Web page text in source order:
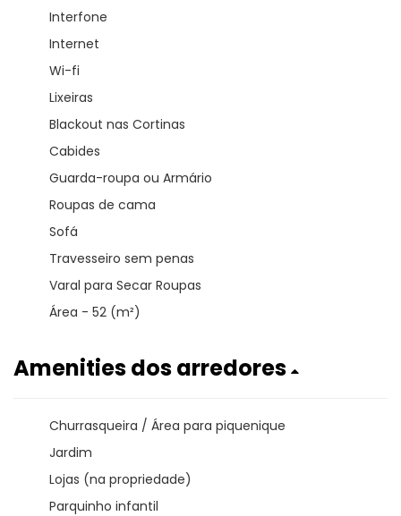
Interfone
Internet
Wi-fi
Lixeiras
Blackout nas Cortinas
Cabides
Guarda-roupa ou Armário
Roupas de cama
Sofá
Travesseiro sem penas
Varal para Secar Roupas
Área - 52 (m²)
Amenities dos arredores
Churrasqueira / Área para piquenique
Jardim
Lojas (na propriedade)
Parquinho infantil